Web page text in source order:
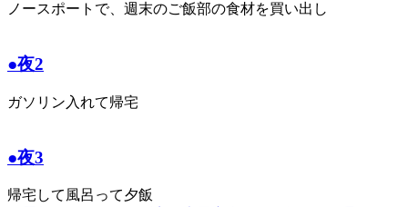
ノースポートで、週末のご飯部の食材を買い出し
●夜2
ガソリン入れて帰宅
●夜3
帰宅して風呂って夕飯